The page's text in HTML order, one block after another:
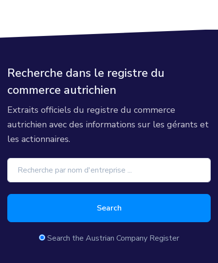
Recherche dans le registre du
commerce autrichien
Extraits officiels du registre du commerce
autrichien avec des informations sur les gérants et
les actionnaires.
Search
Search the Austrian Company Register